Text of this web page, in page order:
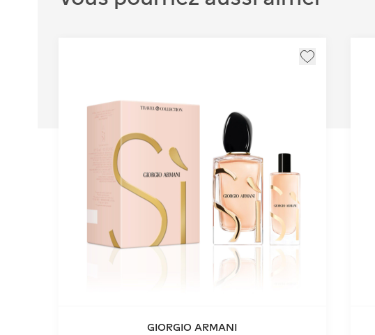
GIORGIO ARMANI